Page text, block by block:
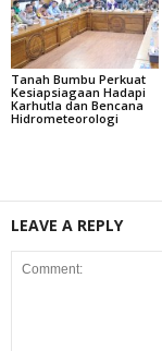
Tanah Bumbu Perkuat
Kesiapsiagaan Hadapi
Karhutla dan Bencana
Hidrometeorologi
LEAVE A REPLY